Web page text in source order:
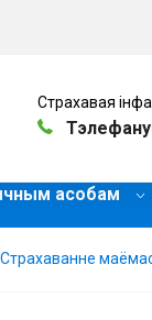
Страхавая
асобам
Страхаванне